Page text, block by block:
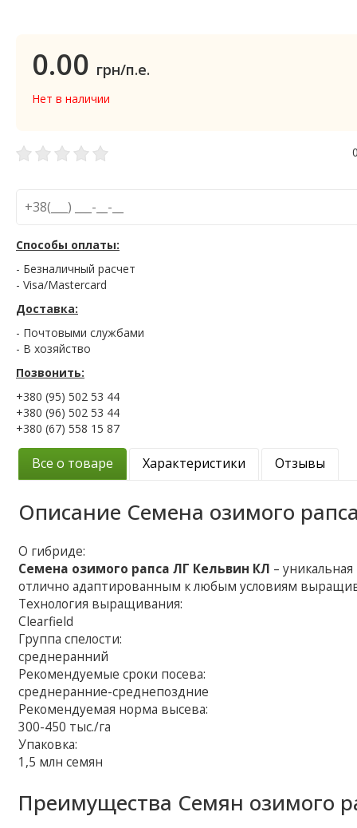
0.00 грн/п.е.
Нет в наличии
Способы оплаты:
- Безналичный расчет
- Visa/Mastercard
Доставка:
- Почтовыми службами
- В хозяйство
Позвонить:
+380 (95) 502 53 44
+380 (96) 502 53 44
+380 (67) 558 15 87
Все о товаре Характеристики Отзывы
Описание Семена озимого
О гибриде:
Семена озимого рапса ЛГ Кельвин КЛ –
отлично адаптированным к любым условиям
Технология выращивания:
Clearfield
Группа спелости:
среднеранний
Рекомендуемые сроки посева:
среднеранние-среднепоздние
Рекомендуемая норма высева:
300-450 тыс./га
Упаковка:
1,5 млн семян
Преимущества Семян озимого